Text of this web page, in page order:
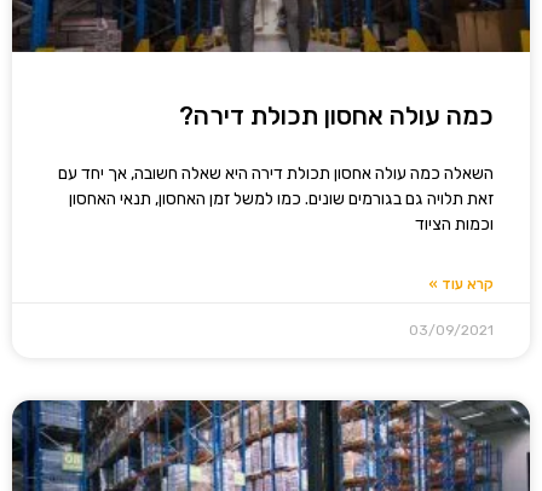
כמה עולה אחסון תכולת דירה?
השאלה כמה עולה אחסון תכולת דירה היא שאלה חשובה, אך יחד עם
זאת תלויה גם בגורמים שונים. כמו למשל זמן האחסון, תנאי האחסון
וכמות הציוד
קרא עוד »
03/09/2021